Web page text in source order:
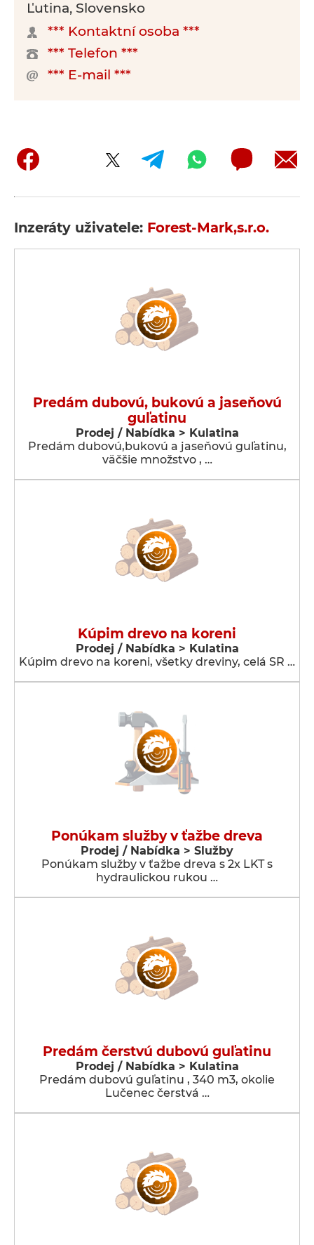
Ľutina, Slovensko
*** Kontaktní osoba ***
*** Telefon ***
*** E-mail ***
Inzeráty uživatele: Forest-Mark,s.r.o.
Predám dubovú, bukovú a jaseňovú
guľatinu
Prodej / Nabídka > Kulatina
Predám dubovú,bukovú a jaseňovú guľatinu,
väčšie množstvo , …
Kúpim drevo na koreni
Prodej / Nabídka > Kulatina
Kúpim drevo na koreni, všetky dreviny, celá SR …
Ponúkam služby v ťažbe dreva
Prodej / Nabídka > Služby
Ponúkam služby v ťažbe dreva s 2x LKT s
hydraulickou rukou …
Predám čerstvú dubovú guľatinu
Prodej / Nabídka > Kulatina
Predám dubovú guľatinu , 340 m3, okolie
Lučenec čerstvá …